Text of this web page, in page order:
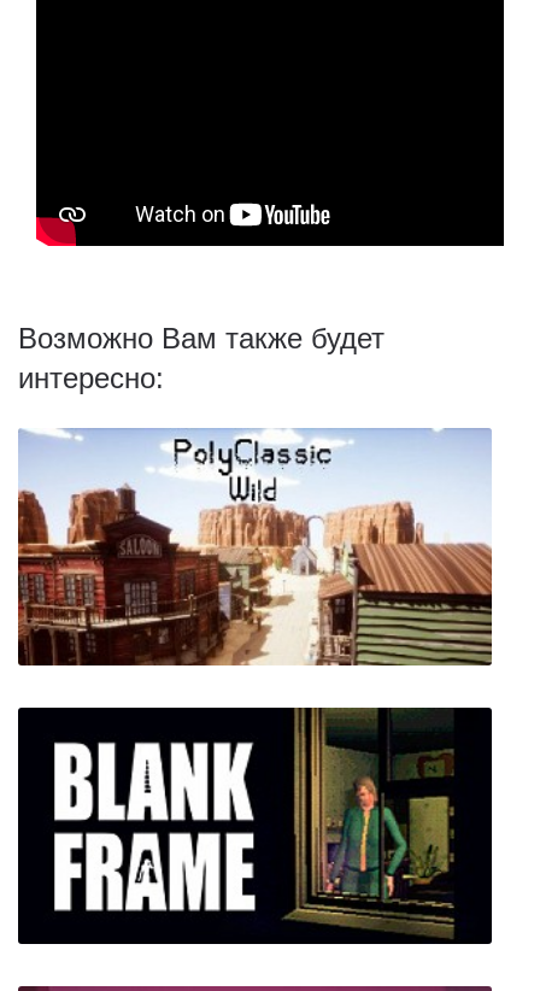
Возможно Вам также будет
интересно:
PolyClassic: Wild